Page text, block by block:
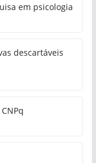
em psicologia
descartáveis